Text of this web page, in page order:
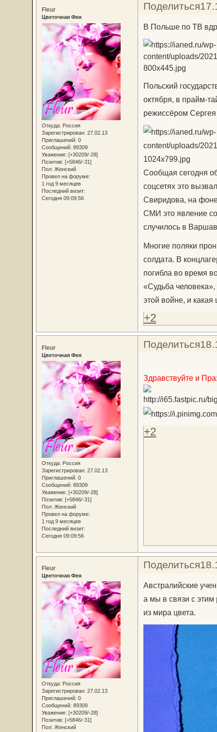
Поделиться
Fleur
Цветочная Фея
Откуда: Россия
Зарегистрирован: 27.02.13
Приглашений: 0
Сообщений: 89309
Уважение: [+30209/-28]
Позитив: [+5846/-31]
Пол: Женский
Провел на форуме:
1 год 9 месяцев
Последний визит:
Сегодня 09:09:56
В Польше по ТВ
Польский
октября, в прайм-
режиссёром
Сообщая сегодня
соцсетях это
Свиридова, на фоне
СМИ это явление
случилось в
Многие поляки
солдата. В
погибла во время
«Судьба
этой войне, и
+2
Поделиться
Fleur
Цветочная Фея
Откуда: Россия
Зарегистрирован: 27.02.13
Приглашений: 0
Сообщений: 89309
Уважение: [+30209/-28]
Позитив: [+5846/-31]
Пол: Женский
Провел на форуме:
1 год 9 месяцев
Последний визит:
Сегодня 09:09:56
Здравствуйте и
+2
Поделиться
Fleur
Цветочная Фея
Откуда: Россия
Зарегистрирован: 27.02.13
Приглашений: 0
Сообщений: 89309
Уважение: [+30209/-28]
Позитив: [+5846/-31]
Пол: Женский
Австралийские
а мы в связи с
из мира цвета.